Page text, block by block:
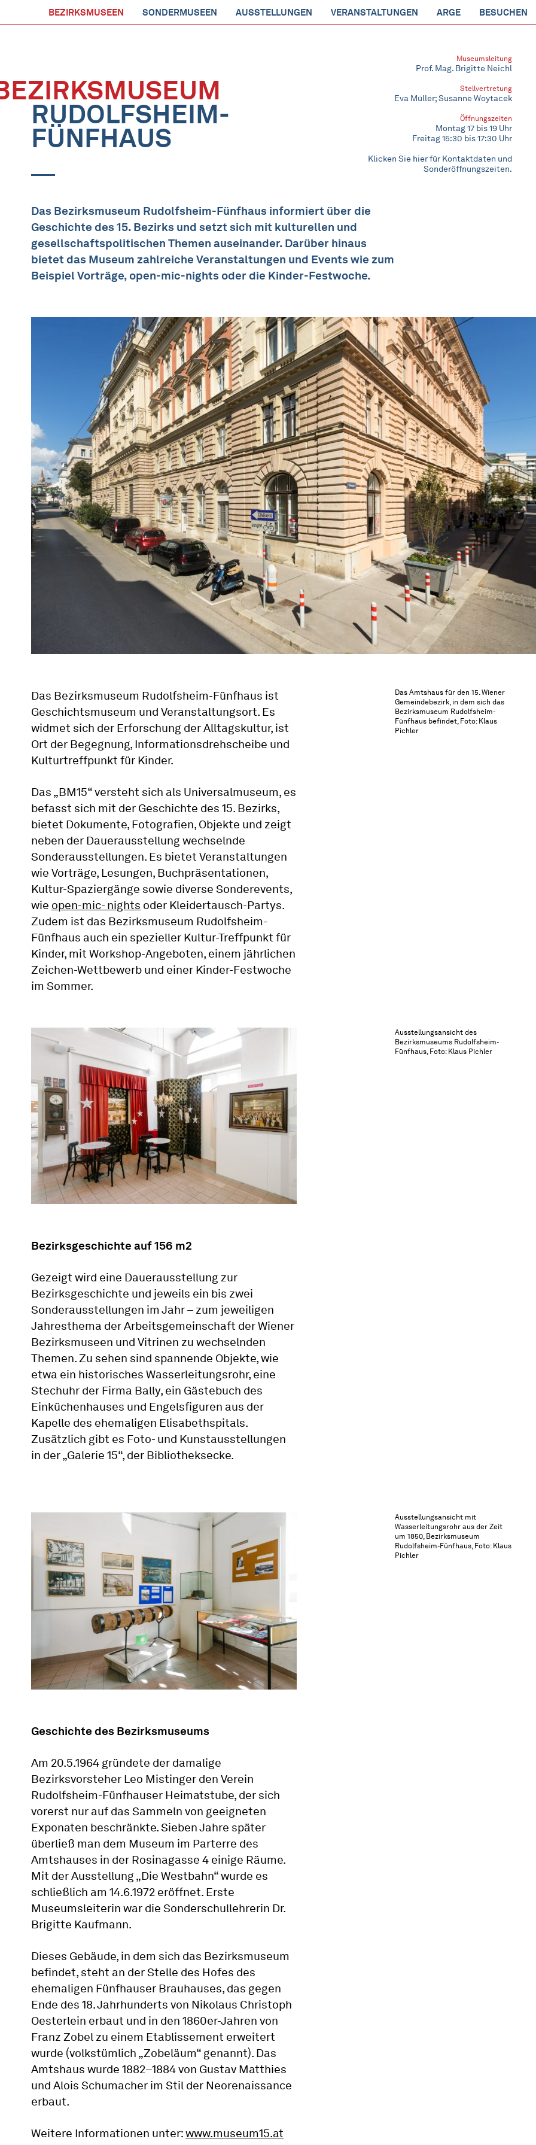
BEZIRKSMUSEEN SONDERMUSEEN AUSSTELLUNGEN VERANSTALTUNGEN ARGE BESUCHEN
RUDOLFSHEIM-
FÜNFHAUS
Museumsleitung
Prof. Mag. Brigitte Neichl
Stellvertretung
Eva Müller; Susanne Woytacek
Öffnungszeiten
Montag 17 bis 19 Uhr
Freitag 15:30 bis 17:30 Uhr
Klicken Sie hier für Kontaktdaten und
Sonderöffnungszeiten.
Das Bezirksmuseum Rudolfsheim-Fünfhaus informiert über die
Geschichte des 15. Bezirks und setzt sich mit kulturellen und
gesellschaftspolitischen Themen auseinander. Darüber hinaus
bietet das Museum zahlreiche Veranstaltungen und Events wie zum
Beispiel Vorträge, open-mic-nights oder die Kinder-Festwoche.
Das Amtshaus für den 15. Wiener
Gemeindebezirk, in dem sich das
Bezirksmuseum Rudolfsheim-
Fünfhaus befindet, Foto: Klaus
Pichler
Das Bezirksmuseum Rudolfsheim-Fünfhaus ist
Geschichtsmuseum und Veranstaltungsort. Es
widmet sich der Erforschung der Alltagskultur, ist
Ort der Begegnung, Informationsdrehscheibe und
Kulturtreffpunkt für Kinder.
Das „BM15“ versteht sich als Universalmuseum, es
befasst sich mit der Geschichte des 15. Bezirks,
bietet Dokumente, Fotografien, Objekte und zeigt
neben der Dauerausstellung wechselnde
Sonderausstellungen. Es bietet Veranstaltungen
wie Vorträge, Lesungen, Buchpräsentationen,
Kultur-Spaziergänge sowie diverse Sonderevents,
wie open-mic- nights oder Kleidertausch-Partys.
Zudem ist das Bezirksmuseum Rudolfsheim-
Fünfhaus auch ein spezieller Kultur-Treffpunkt für
Kinder, mit Workshop-Angeboten, einem jährlichen
Zeichen-Wettbewerb und einer Kinder-Festwoche
im Sommer.
Ausstellungsansicht des
Bezirksmuseums Rudolfsheim-
Fünfhaus, Foto: Klaus Pichler
Bezirksgeschichte auf 156 m2
Gezeigt wird eine Dauerausstellung zur
Bezirksgeschichte und jeweils ein bis zwei
Sonderausstellungen im Jahr – zum jeweiligen
Jahresthema der Arbeitsgemeinschaft der Wiener
Bezirksmuseen und Vitrinen zu wechselnden
Themen. Zu sehen sind spannende Objekte, wie
etwa ein historisches Wasserleitungsrohr, eine
Stechuhr der Firma Bally, ein Gästebuch des
Einküchenhauses und Engelsfiguren aus der
Kapelle des ehemaligen Elisabethspitals.
Zusätzlich gibt es Foto- und Kunstausstellungen
in der „Galerie 15“, der Bibliotheksecke.
Ausstellungsansicht mit
Wasserleitungsrohr aus der Zeit
um 1850, Bezirksmuseum
Rudolfsheim-Fünfhaus, Foto: Klaus
Pichler
Geschichte des Bezirksmuseums
Am 20.5.1964 gründete der damalige
Bezirksvorsteher Leo Mistinger den Verein
Rudolfsheim-Fünfhauser Heimatstube, der sich
vorerst nur auf das Sammeln von geeigneten
Exponaten beschränkte. Sieben Jahre später
überließ man dem Museum im Parterre des
Amtshauses in der Rosinagasse 4 einige Räume.
Mit der Ausstellung „Die Westbahn“ wurde es
schließlich am 14.6.1972 eröffnet. Erste
Museumsleiterin war die Sonderschullehrerin Dr.
Brigitte Kaufmann.
Dieses Gebäude, in dem sich das Bezirksmuseum
befindet, steht an der Stelle des Hofes des
ehemaligen Fünfhauser Brauhauses, das gegen
Ende des 18. Jahrhunderts von Nikolaus Christoph
Oesterlein erbaut und in den 1860er-Jahren von
Franz Zobel zu einem Etablissement erweitert
wurde (volkstümlich „Zobeläum“ genannt). Das
Amtshaus wurde 1882–1884 von Gustav Matthies
und Alois Schumacher im Stil der Neorenaissance
erbaut.
Weitere Informationen unter:www.museum15.at